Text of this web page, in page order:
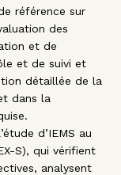
référence sur
des
et de
et de suivi et
détaillée de la
dans la
d’IEMS au
S), qui vérifient
analysent